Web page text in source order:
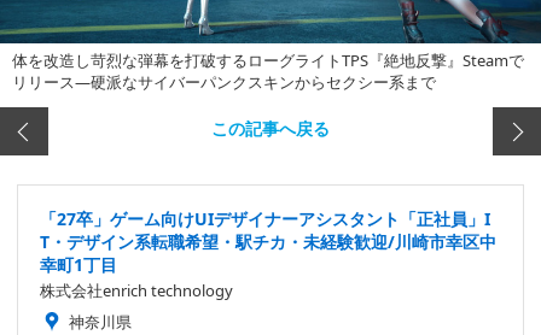
体を改造し苛烈な弾幕を打破するローグライトTPS『絶地反撃』Steamで
リリース―硬派なサイバーパンクスキンからセクシー系まで
この記事へ戻る
「27卒」ゲーム向けUIデザイナーアシスタント「正社員」I
T・デザイン系転職希望・駅チカ・未経験歓迎/川崎市幸区中
幸町1丁目
株式会社enrich technology
神奈川県